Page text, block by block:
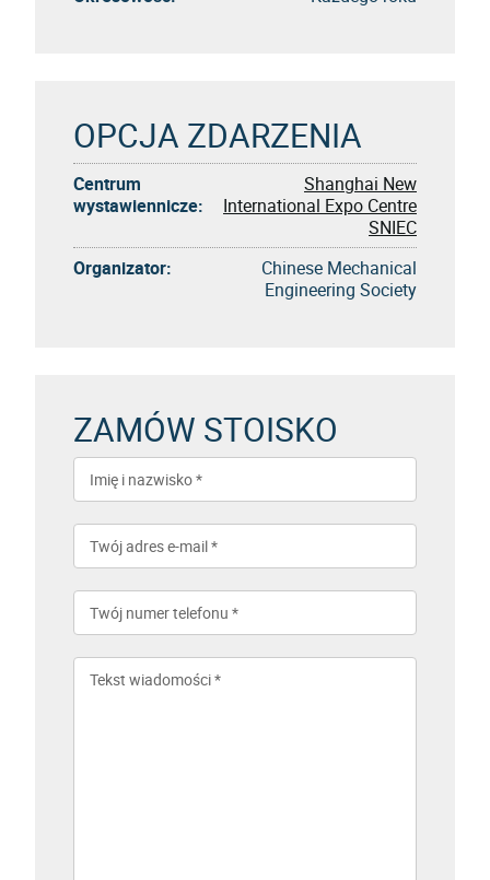
OPCJA ZDARZENIA
Centrum
wystawiennicze:
Shanghai New
International Expo Centre
SNIEC
Organizator:
Chinese Mechanical
Engineering Society
ZAMÓW STOISKO